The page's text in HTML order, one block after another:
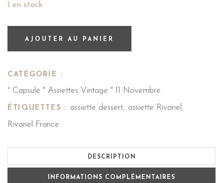
1 en stock
AJOUTER AU PANIER
CATÉGORIE :
° Capsule " Assiettes Vintage " 11 Novembre
ÉTIQUETTES : assiette dessert, assiette Rivanel ,
Rivanel France
DESCRIPTION
INFORMATIONS COMPLÉMENTAIRES